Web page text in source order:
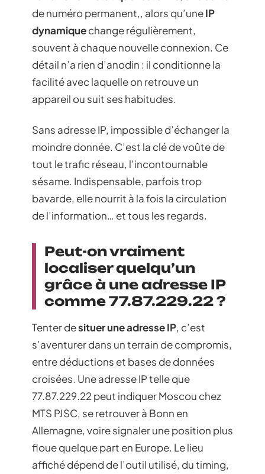
de numéro permanent,, alors qu’uneIP
dynamiquechange régulièrement,
souvent à chaque nouvelle connexion. Ce
détail n’a rien d’anodin : il conditionne la
facilité avec laquelle on retrouve un
appareil ou suit ses habitudes.
Sans adresse IP, impossible d’échanger la
moindre donnée. C’est la clé de voûte de
tout le trafic réseau, l’incontournable
sésame. Indispensable, parfois trop
bavarde, elle nourrit à la fois la circulation
de l’information… et tous les regards.
Peut-on vraiment
localiser quelqu’un
grâce à une adresse IP
comme 77.87.229.22 ?
Tenter desituer une adresse IP, c’est
s’aventurer dans un terrain de compromis,
entre déductions et bases de données
croisées. Une adresse IP telle que
77.87.229.22 peut indiquer Moscou chez
MTS PJSC, se retrouver à Bonn en
Allemagne, voire signaler une position plus
floue quelque part en Europe. Le lieu
affiché dépend de l’outil utilisé, du timing,